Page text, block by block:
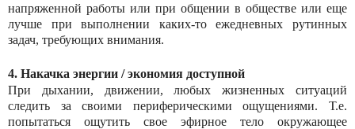
напряженной работы или при общении в обществе или еще
лучше при выполнении каких-то ежедневных рутинных
задач, требующих внимания.
4. Накачка энергии / экономия доступной
При дыхании, движении, любых жизненных ситуаций
следить за своими периферическими ощущениями. Т.е.
попытаться ощутить свое эфирное тело окружающее